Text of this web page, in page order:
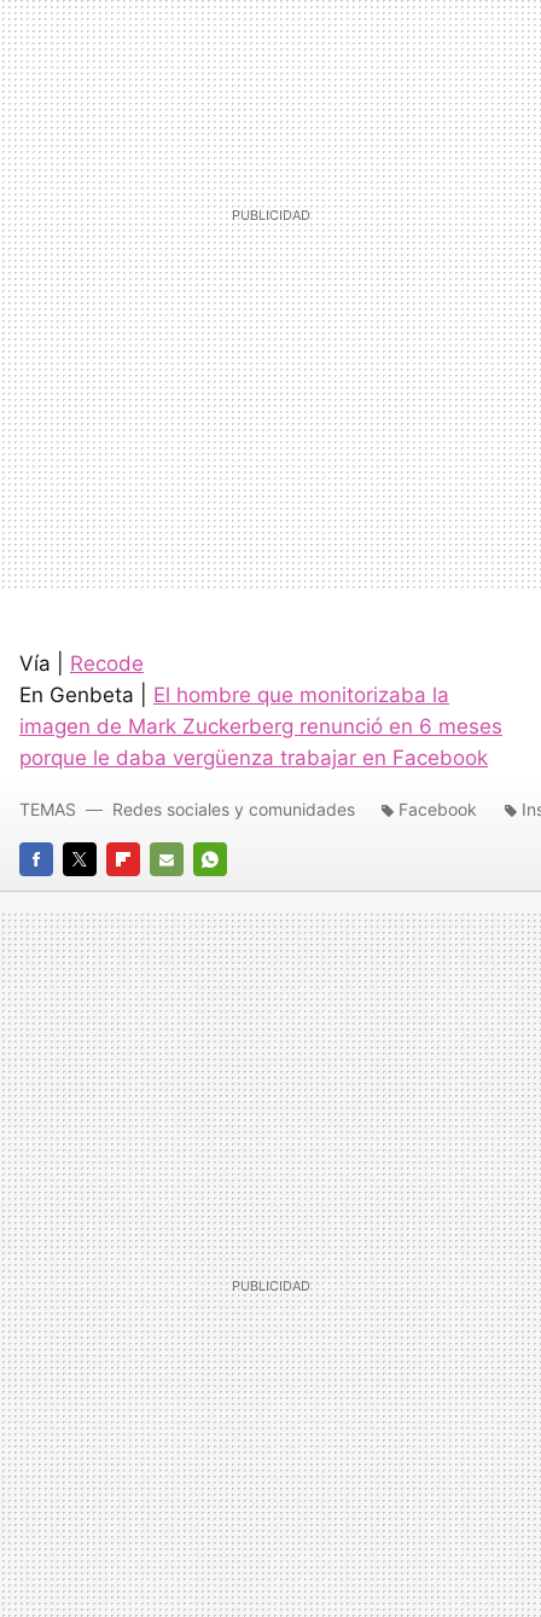
Vía | Recode
En Genbeta | El hombre que monitorizaba la
imagen de Mark Zuckerberg renunció en 6 meses
porque le daba vergüenza trabajar en Facebook
FACEBOOK
TWITTERFLIPBOARD
E-
MAIL
WHATSAPP
TEMAS Redes sociales y comunidades Facebook